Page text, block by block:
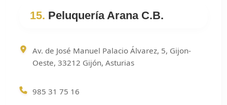
15. Peluquería Arana C.B.
Av. de José Manuel Palacio Álvarez, 5, Gijon-
Oeste, 33212 Gijón, Asturias
985 31 75 16